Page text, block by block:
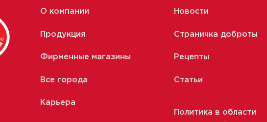
О компании
Продукция
Фирменные магазины
Все города
Новости
Страничка доброты
Рецепты
Статьи
Карьера
Политика в области